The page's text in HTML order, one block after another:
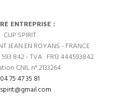
ENTREPRISE :
CUP SPIRIT
JEAN EN ROYANS - FRANCE
842 - TVA : FR13 444593842.
CNIL n° 2133264
04 75 47 35 81